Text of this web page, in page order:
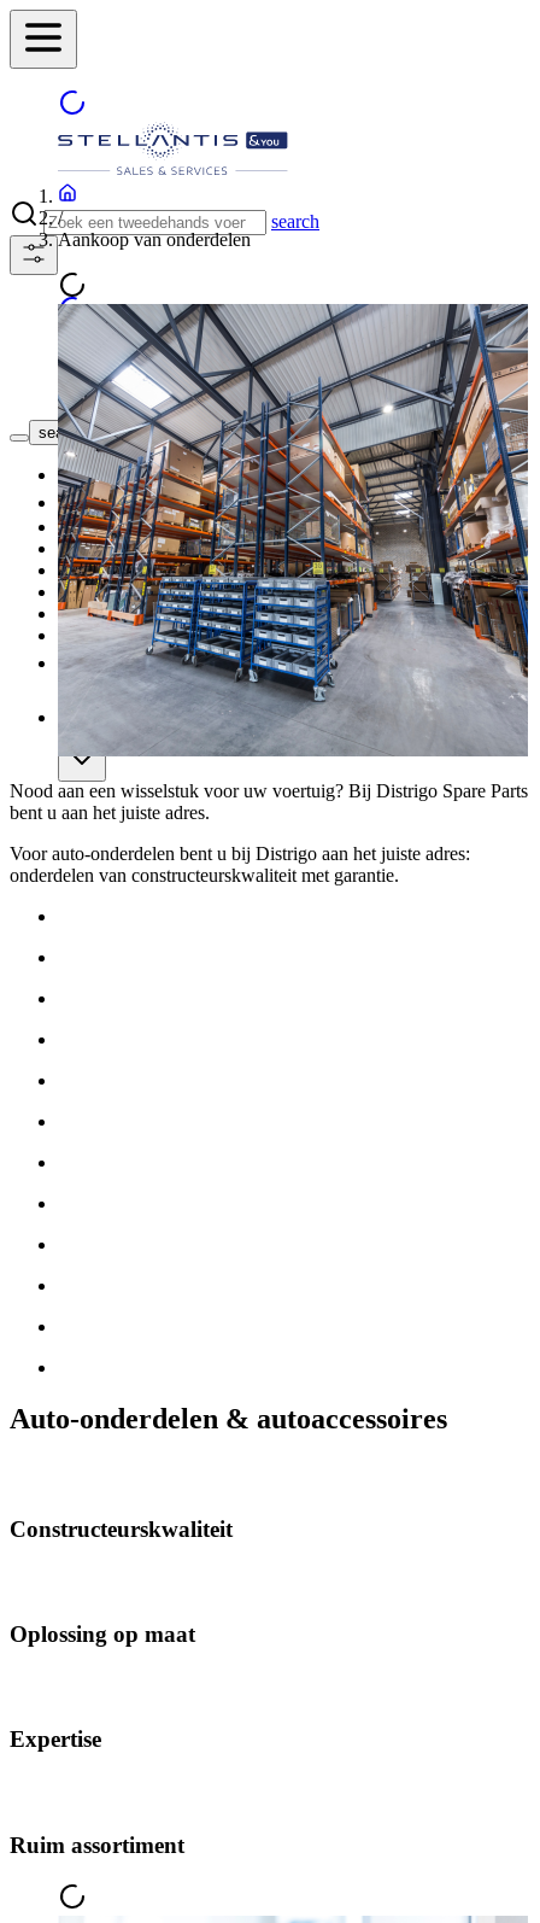
search
search button - icon ONZE CONCESSIES
Nieuwe wagen
2dehandswagen
Onze Promoties
Onderhoud
Carrosserie
Aankoop van onderdelen
Verkopen
Meer
/
Aankoop van onderdelen
Nood aan een wisselstuk voor uw voertuig? Bij Distrigo Spare Parts
bent u aan het juiste adres.
Voor auto-onderdelen bent u bij Distrigo aan het juiste adres:
onderdelen van constructeurskwaliteit met garantie.
Auto-onderdelen & autoaccessoires
Constructeurskwaliteit
Oplossing op maat
Expertise
Ruim assortiment